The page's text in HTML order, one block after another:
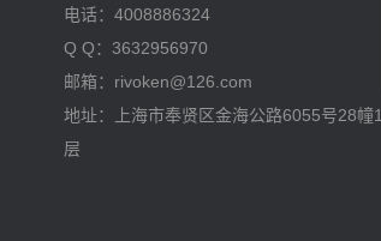
电话：4008886324
Q Q：3632956970
邮箱：rivoken@126.com
地址：上海市奉贤区金海公路6055号28幢1
层